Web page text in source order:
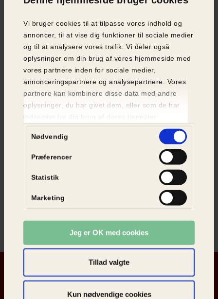
Vi bruger cookies til at tilpasse vores indhold og
annoncer, til at vise dig funktioner til sociale medier
og til at analysere vores trafik. Vi deler også
oplysninger om din brug af vores hjemmeside med
vores partnere inden for sociale medier,
annonceringspartnere og analysepartnere. Vores
partnere kan kombinere disse data med andre
oplysninger, du har givet dem, eller som de har
Nødvendig
Præferencer
Statistik
Marketing
Jeg er OK med cookies
Tillad valgte
Kun nødvendige cookies
ikke have så store problemer med uønskede
i Dyrenes Beskyttelse.
Kender du én, der bør læse med?
Del artiklen i dit netværk og
spred budskabet.